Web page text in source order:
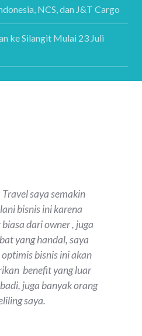
NCS, dan J&T Cargo
ke Silangit Mulai 23 Juli
saya semakin
bisnis ini karena
dari owner , juga
yang handal, saya
bisnis ini akan
benefit yang luar
juga banyak orang
saya.